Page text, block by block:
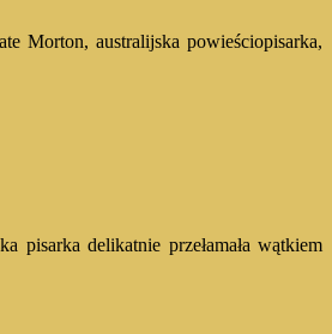
Morton, australijska powieściopisarka,
pisarka delikatnie przełamała wątkiem